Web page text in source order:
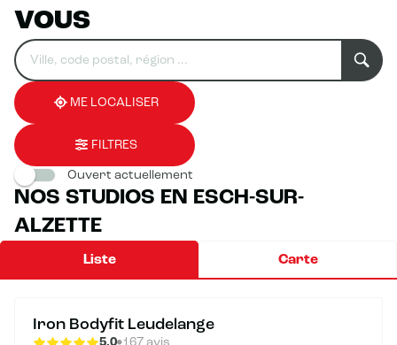
VOUS
Rechercher
un
établissement
Veuillez
renseigner
une
adresse
0
résultat(s)
trouvé(s)
ME LOCALISER
FILTRES
Ouvert actuellement
NOS STUDIOS EN ESCH-SUR-
ALZETTE
Liste Carte
Iron Bodyfit Leudelange
5,0 167 avis